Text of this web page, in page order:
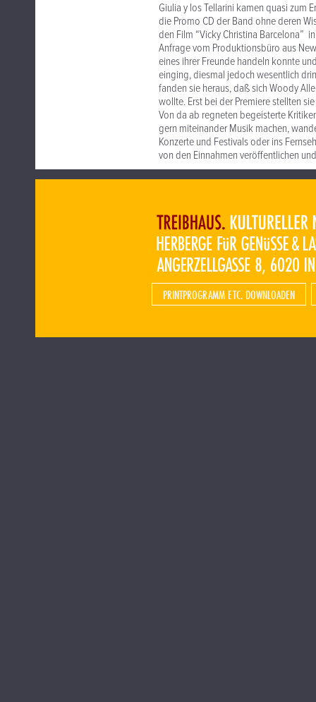
Giulia y los Tellarini kamen quasi zum
die Promo CD der Band ohne deren
den Film “Vicky Christina Barcelona”
Anfrage vom Produktionsbüro aus
eines ihrer Freunde handeln konnte
einging, diesmal jedoch wesentlich
fanden sie heraus, daß sich Woody
wollte. Erst bei der Premiere stellten
Von da ab regneten begeisterte
gern miteinander Musik machen,
Konzerte und Festivals oder ins
von den Einnahmen veröffentlichen
PRINTPROGRAMM ETC. DOWNLOADEN